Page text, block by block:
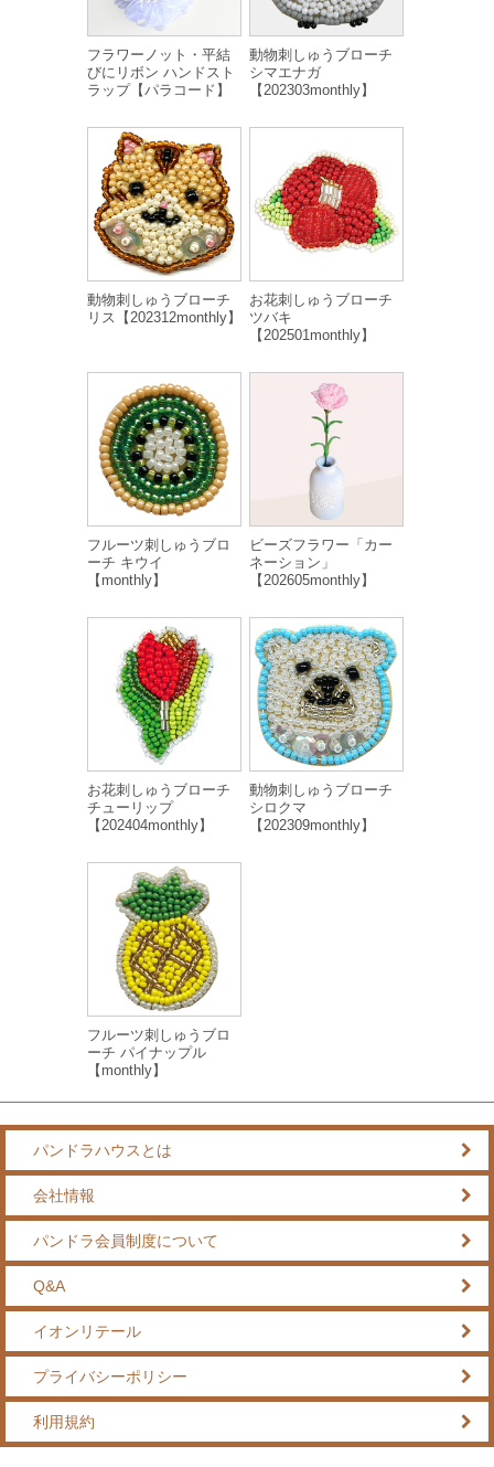
フラワーノット・平結
びにリボン ハンドスト
ラップ【パラコード】
動物刺しゅうブローチ
シマエナガ
【202303monthly】
動物刺しゅうブローチ
リス【202312monthly】
お花刺しゅうブローチ
ツバキ
【202501monthly】
フルーツ刺しゅうブロ
ーチ キウイ
【monthly】
ビーズフラワー「カー
ネーション」
【202605monthly】
お花刺しゅうブローチ
チューリップ
【202404monthly】
動物刺しゅうブローチ
シロクマ
【202309monthly】
フルーツ刺しゅうブロ
ーチ パイナップル
【monthly】
パンドラハウスとは
会社情報
パンドラ会員制度について
Q&A
イオンリテール
プライバシーポリシー
利用規約